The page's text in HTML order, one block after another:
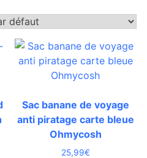
Sac banane de voyage
anti piratage carte bleue
Ohmycosh
25,99€